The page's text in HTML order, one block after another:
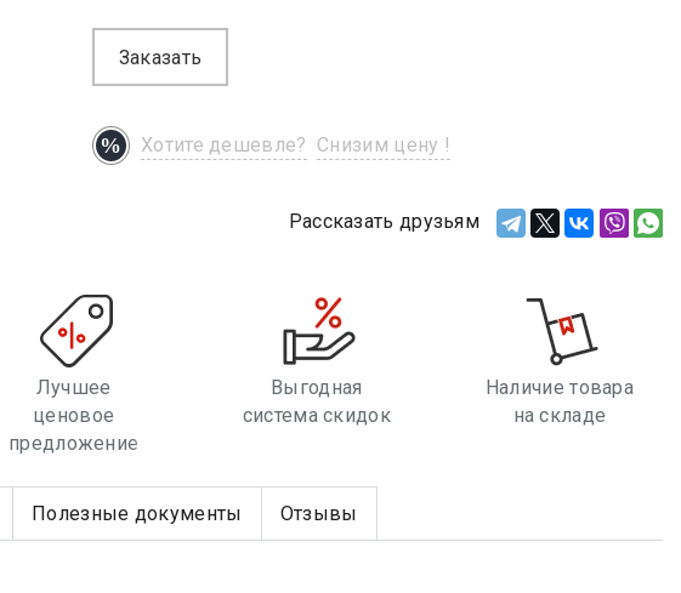
Заказать
Хотите дешевле? Снизим цену !
Рассказать друзьям
Лучшее
ценовое
предложение
Выгодная
система скидок
Наличие товара
на складе
Полезные документы Отзывы